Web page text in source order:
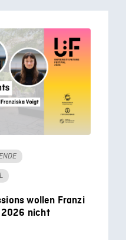
wollen Franzi
2026 nicht